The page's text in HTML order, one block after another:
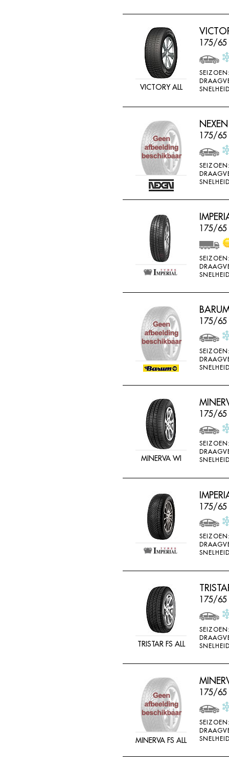
VICTORY ALL
175/65
175/65
175/65
175/65
MINERVA WI
175/65
175/65
TRISTAR FS ALL
175/65
MINERVA FS ALL
175/65